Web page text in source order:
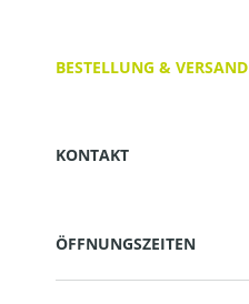
BESTELLUNG & VERSAND
KONTAKT
ÖFFNUNGSZEITEN